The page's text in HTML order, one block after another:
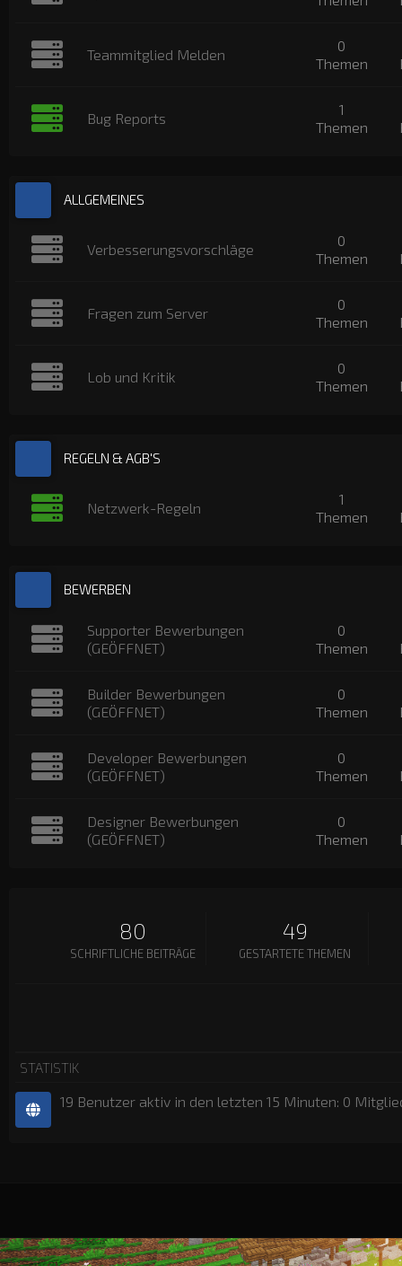
Teammitglied Melden
0
Themen
Bug Reports
1
Themen
ALLGEMEINES
Verbesserungsvorschläge
0
Themen
Fragen zum Server
0
Themen
Lob und Kritik
0
Themen
REGELN & AGB'S
Netzwerk-Regeln
1
Themen
BEWERBEN
Supporter Bewerbungen
(GEÖFFNET)
0
Themen
Builder Bewerbungen
(GEÖFFNET)
0
Themen
Developer Bewerbungen
(GEÖFFNET)
0
Themen
Designer Bewerbungen
(GEÖFFNET)
0
Themen
80
SCHRIFTLICHE BEITRÄGE
49
GESTARTETE THEMEN
STATISTIK
19 Benutzer aktiv in den letzten 15 Minuten: 0